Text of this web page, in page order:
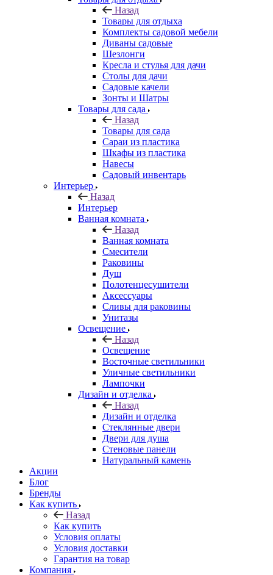
Назад
Товары для отдыха
Комплекты садовой мебели
Диваны садовые
Шезлонги
Кресла и стулья для дачи
Столы для дачи
Садовые качели
Зонты и Шатры
Товары для сада
Назад
Товары для сада
Сараи из пластика
Шкафы из пластика
Навесы
Садовый инвентарь
Интерьер
Назад
Интерьер
Ванная комната
Назад
Ванная комната
Смесители
Раковины
Душ
Полотенцесушители
Аксессуары
Сливы для раковины
Унитазы
Освещение
Назад
Освещение
Восточные светильники
Уличные светильники
Лампочки
Дизайн и отделка
Назад
Дизайн и отделка
Стеклянные двери
Двери для душа
Стеновые панели
Натуральный камень
Акции
Блог
Бренды
Как купить
Назад
Как купить
Условия оплаты
Условия доставки
Гарантия на товар
Компания